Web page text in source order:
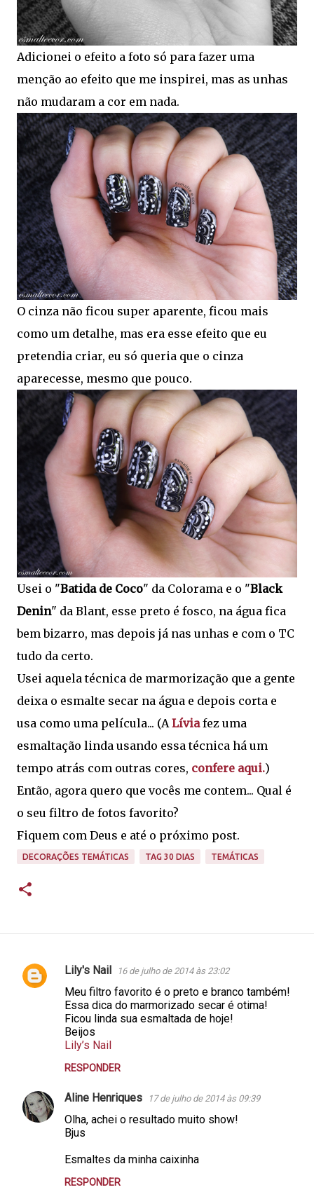
Adicionei o efeito a foto só para fazer uma
menção ao efeito que me inspirei, mas as unhas
não mudaram a cor em nada.
O cinza não ficou super aparente, ficou mais
como um detalhe, mas era esse efeito que eu
pretendia criar, eu só queria que o cinza
aparecesse, mesmo que pouco.
Usei o "Batida de Coco" da Colorama e o "Black
Denin" da Blant, esse preto é fosco, na água fica
bem bizarro, mas depois já nas unhas e com o TC
tudo da certo.
Usei aquela técnica de marmorização que a gente
deixa o esmalte secar na água e depois corta e
usa como uma película... (A Líviafez uma
esmaltação linda usando essa técnica há um
tempo atrás com outras cores, confere aqui.)
Então, agora quero que vocês me contem... Qual é
o seu filtro de fotos favorito?
Fiquem com Deus e até o próximo post.
DECORAÇÕES TEMÁTICAS TAG 30 DIAS TEMÁTICAS
C
á
r
Lily's Nail 16 de julho de 2014 às 23:02
Meu filtro favorito é o preto e branco também!
Essa dica do marmorizado secar é otima!
Ficou linda sua esmaltada de hoje!
Beijos
Lily’s Nail
RESPONDER
Aline Henriques 17 de julho de 2014 às 09:39
Olha, achei o resultado muito show!
Bjus
Esmaltes da minha caixinha
RESPONDER